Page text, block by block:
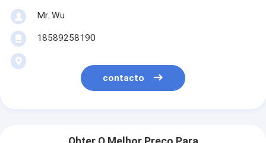
Mr. Wu
18589258190
contacto